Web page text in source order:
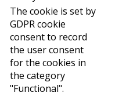
The cookie is set by
GDPR cookie
consent to record
the user consent
for the cookies in
the category
"Functional".